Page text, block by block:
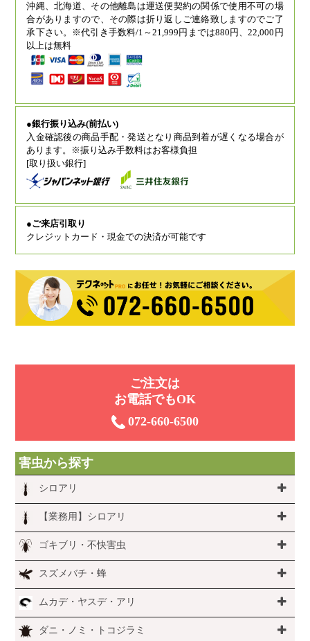
沖縄、北海道、その他離島は運送便契約の関係で使用不可の場
合がありますので、その際は折り返しご連絡致しますのでご了
承下さい。※代引き手数料/1～21,999円までは880円、22,000円
以上は無料
●銀行振り込み(前払い)
入金確認後の商品手配・発送となり商品到着が遅くなる場合が
あります。※振り込み手数料はお客様負担
[取り扱い銀行]
●ご来店引取り
クレジットカード・現金での決済が可能です
ご注⽂は
お電話でもOK
072-660-6500
害虫から探す
シロアリ
【業務用】シロアリ
ゴキブリ・不快害虫
スズメバチ・蜂
ムカデ・ヤスデ・アリ
ダニ・ノミ・トコジラミ